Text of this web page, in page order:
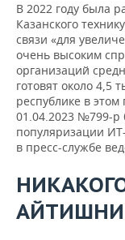
В 2022 году была
Казанского
связи «для
очень высоким
организаций
готовят около 4,5
республике в
01.04.2023 №799-р
популяризации
в пресс-службе